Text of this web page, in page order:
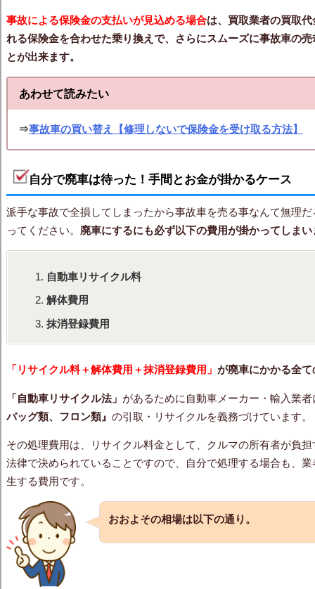
事故による保険金の支払いが見込める場合は、買取業者の買取
れる保険金を合わせた乗り換えで、さらにスムーズに事故車の
とが出来ます。
あわせて読みたい
⇒事故車の買い替え【修理しないで保険金を受け取る方法】
自分で廃車は待った！手間とお金が掛かるケース
派手な事故で全損してしまったから事故車を売る事なんて無理
ってください。 廃車にするにも必ず以下の費用が掛かってしまい
自動車リサイクル料
解体費用
抹消登録費用
「リサイクル料＋解体費用＋抹消登録費用」 が廃車にかかる全
「自動車リサイクル法」 があるために自動車メーカー・輸入業者
バッグ類、フロン類』 の引取・リサイクルを義務づけています。
その処理費用は、リサイクル料金として、クルマの所有者が負
法律で決められていることですので、自分で処理する場合も、
生する費用です。
おおよその相場は以下の通り。